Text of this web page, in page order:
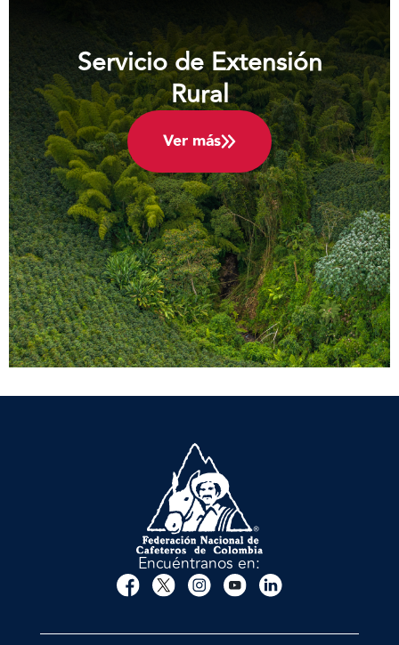
Servicio de Extensión
Rural
Ver más
Encuéntranos en: